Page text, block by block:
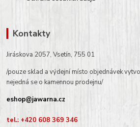
Kontakty
Jiráskova 2057, Vsetín, 755 01
/pouze sklad a výdejní místo objednávek
nejedná se o kamennou prodejnu/
eshop@jawarna.cz
tel.: +420 608 369 346